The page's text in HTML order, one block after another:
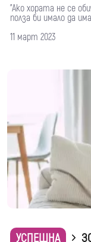
"Ако хората не се
полза би имало да
11 март 2023
УСПЕШНА